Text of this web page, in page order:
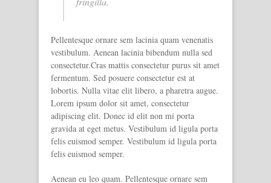
Pellentesque ornare sem lacinia quam venenatis
vestibulum. Aenean lacinia bibendum nulla sed
consectetur.Cras mattis consectetur purus sit amet
fermentum. Sed posuere consectetur est at
lobortis. Nulla vitae elit libero, a pharetra augue.
Lorem ipsum dolor sit amet, consectetur
adipiscing elit. Donec id elit non mi porta
gravida at eget metus. Vestibulum id ligula porta
felis euismod semper. Vestibulum id ligula porta
felis euismod semper.
Aenean eu leo quam. Pellentesque ornare sem